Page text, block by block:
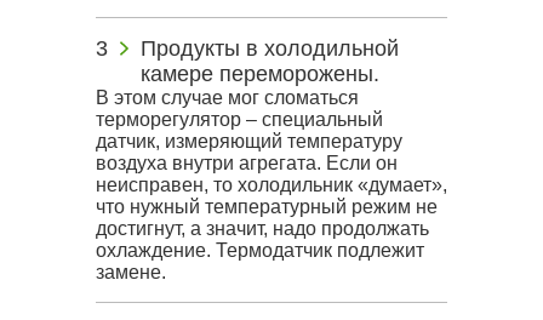
Продукты в холодильной
камере переморожены.
В этом случае мог сломаться
терморегулятор – специальный
датчик, измеряющий температуру
воздуха внутри агрегата. Если он
неисправен, то холодильник «думает»,
что нужный температурный режим не
достигнут, а значит, надо продолжать
охлаждение. Термодатчик подлежит
замене.